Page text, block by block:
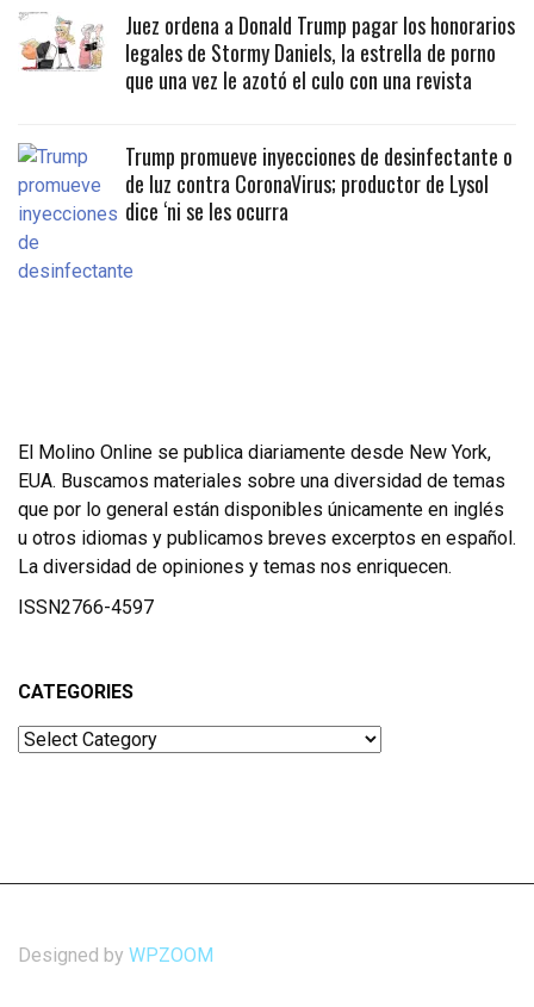
Juez ordena a Donald Trump pagar los honorarios
legales de Stormy Daniels, la estrella de porno
que una vez le azotó el culo con una revista
Trump promueve inyecciones de desinfectante o
de luz contra CoronaVirus; productor de Lysol
dice ‘ni se les ocurra
El Molino Online se publica diariamente desde New York,
EUA. Buscamos materiales sobre una diversidad de temas
que por lo general están disponibles únicamente en inglés
u otros idiomas y publicamos breves excerptos en español.
La diversidad de opiniones y temas nos enriquecen.
ISSN2766-4597
CATEGORIES
Categories
Designed by WPZOOM